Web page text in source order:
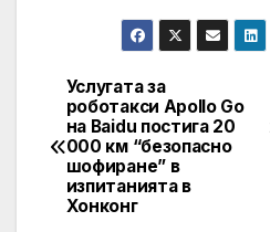
Post
navigation
Услугата за
роботакси Apollo Go
на Baidu постига 20
000 км “безопасно
шофиране” в
изпитанията в
Хонконг